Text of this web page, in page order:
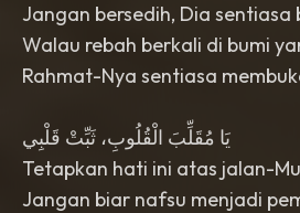
Jangan bersedih, Dia sentiasa
Walau rebah berkali di bumi
Rahmat-Nya sentiasa
يَا مُقَلِّبَ الْقُلُوبِ، ثَبِّتْ قَلْبِي
Tetapkan hati ini atas jalan-
Jangan biar nafsu menjadi